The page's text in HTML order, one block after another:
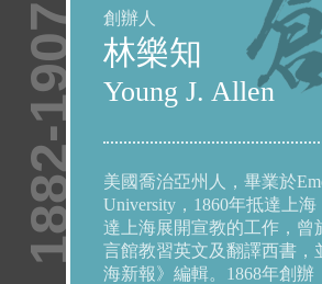
1882-1907 創辦人
林樂知
Young J. Allen
美國喬治亞州人，畢業於
University，1860年抵達上海
達上海展開宣教的工作，曾
言館教習英文及翻譯西書，
海新報》編輯。1868年創辦